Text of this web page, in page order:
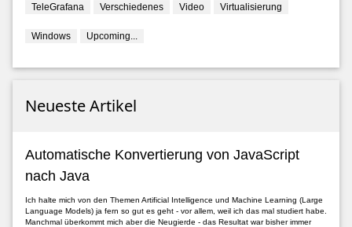
TeleGrafana Verschiedenes Video Virtualisierung
Windows Upcoming...
Neueste Artikel
Automatische Konvertierung von JavaScript
nach Java
Ich halte mich von den Themen Artificial Intelligence und Machine Learning (Large
Language Models) ja fern so gut es geht - vor allem, weil ich das mal studiert habe.
Manchmal überkommt mich aber die Neugierde - das Resultat war bisher immer